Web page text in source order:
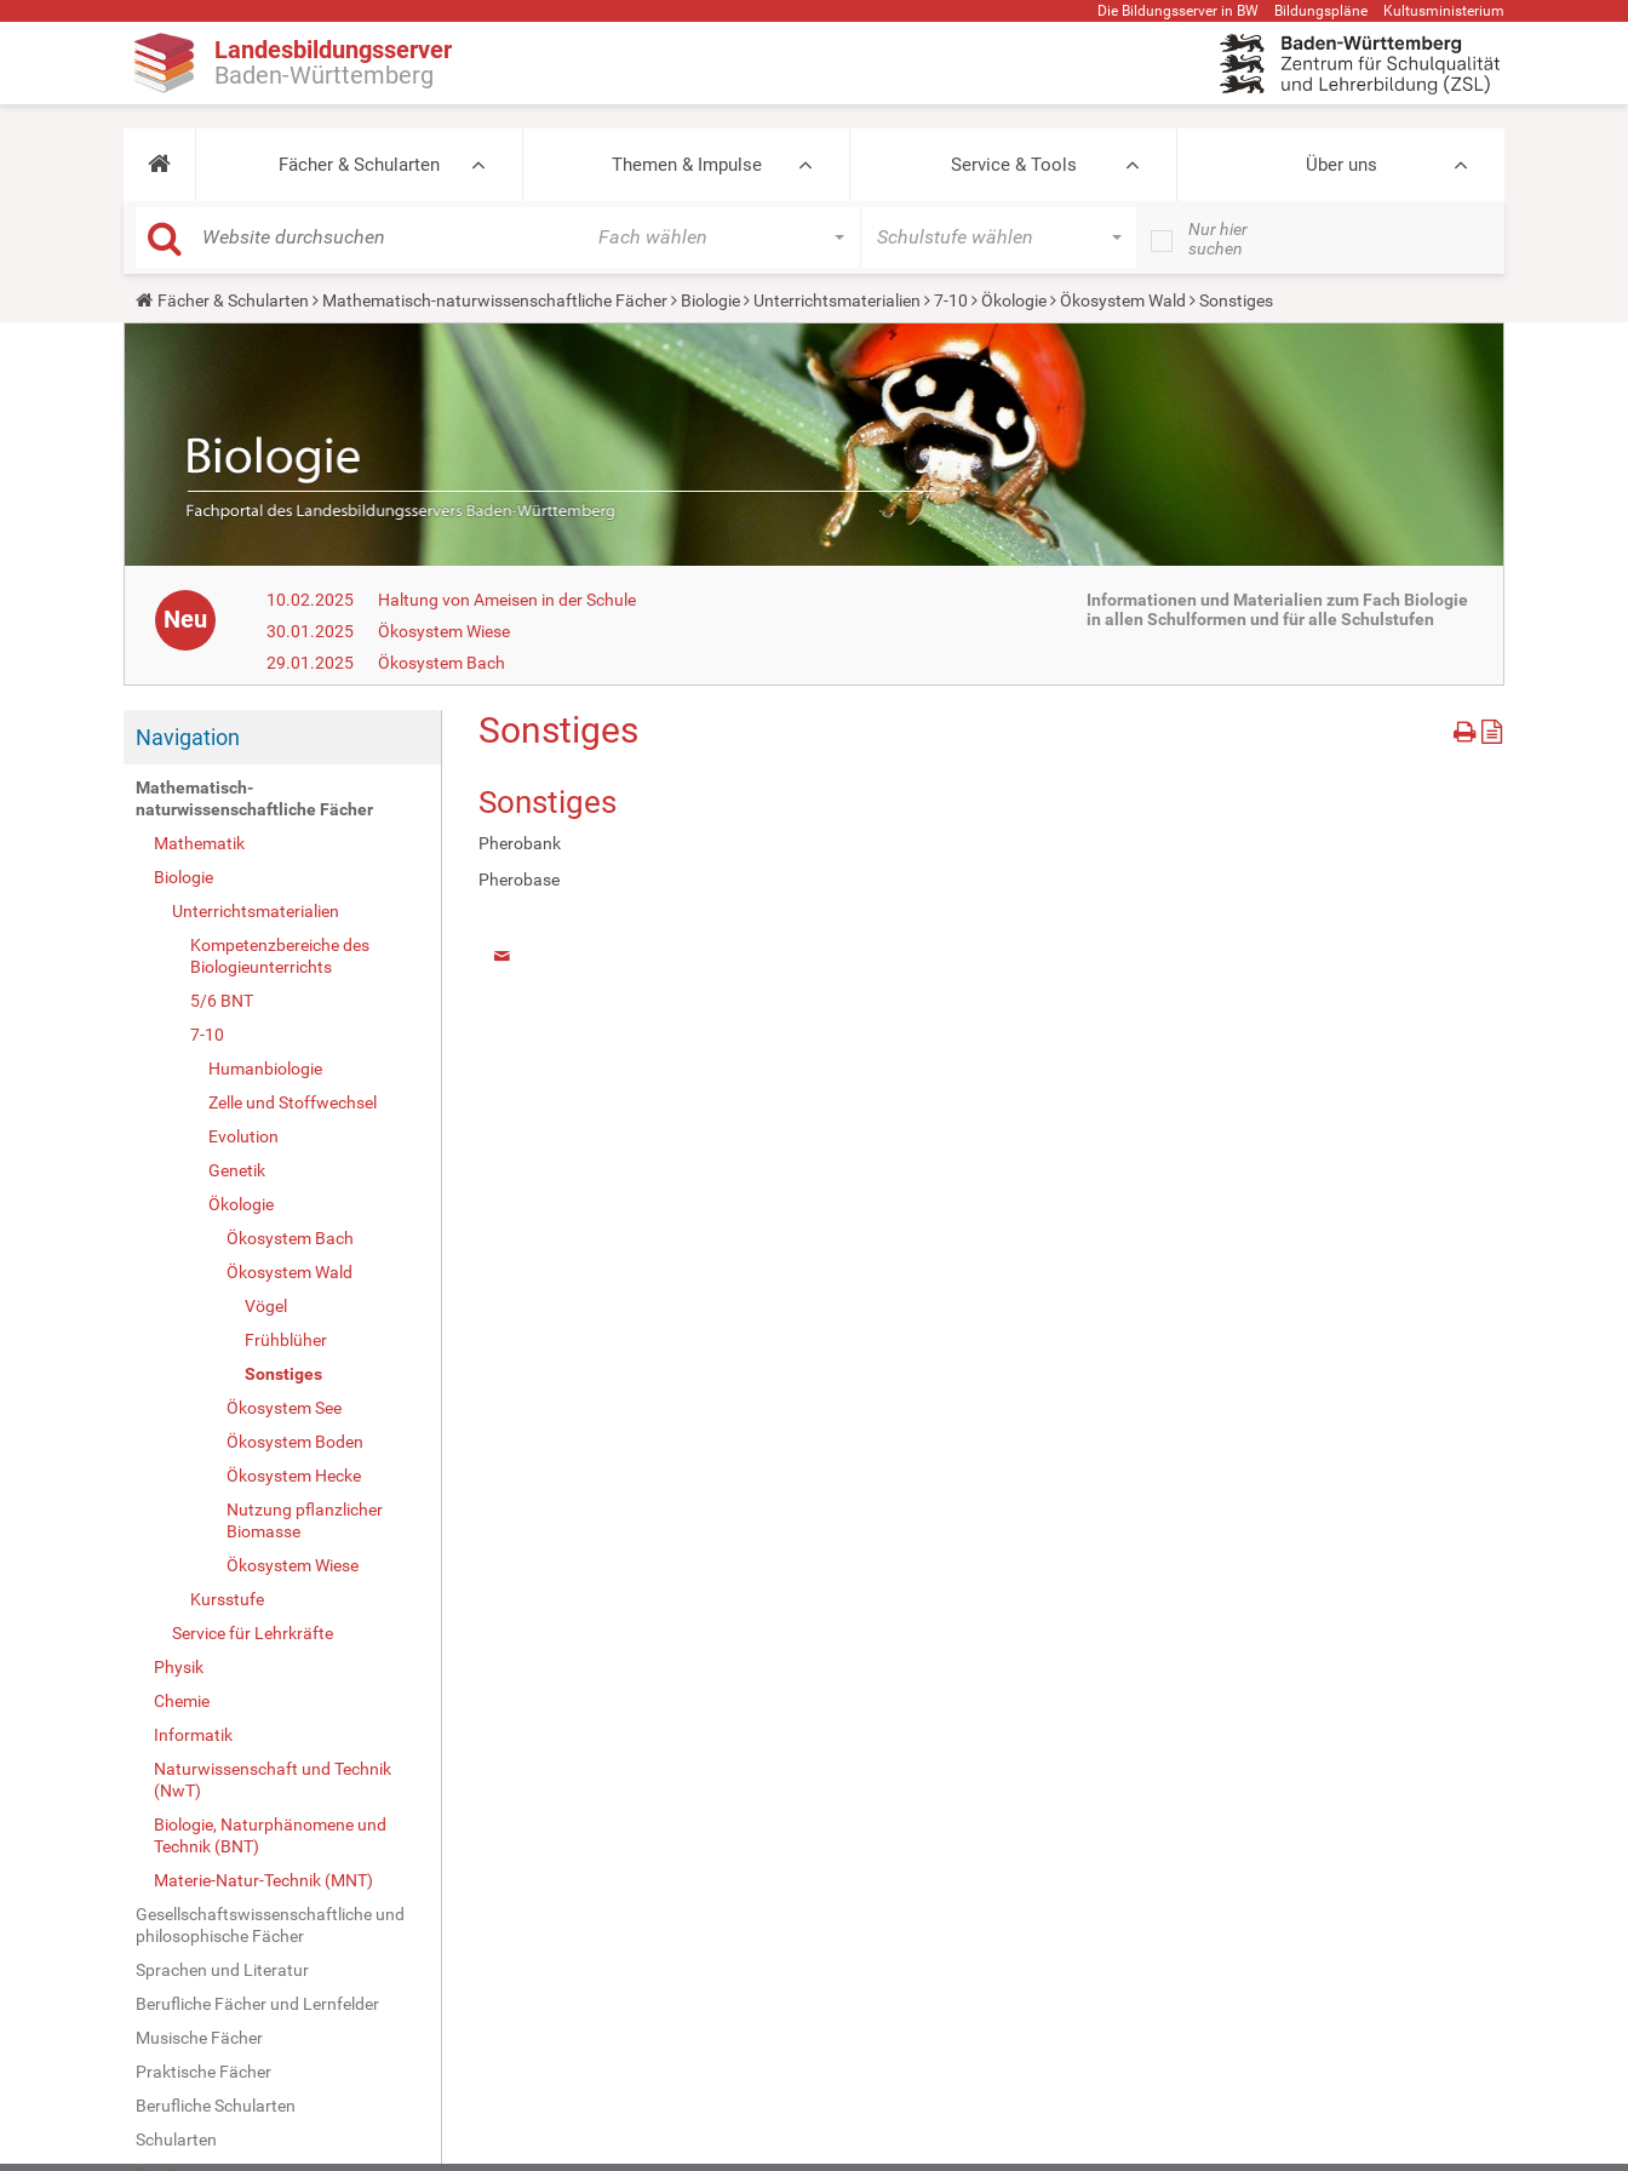
Die Bildungsserver in BW Bildungspläne Kultusministerium
Landesbildungsserver
Baden-Württemberg
Fächer & Schularten Themen & Impulse Service & Tools Über uns
Fach wählen Schulstufe wählen
Nur hier
suchen
Y
o
Fächer & Schularten Mathematisch-naturwissenschaftliche Fächer Biologie Unterrichtsmaterialien 7-10 Ökologie Ökosystem Wald Sonstiges
Neu
10.02.2025
Haltung von Ameisen in der Schule
30.01.2025
Ökosystem Wiese
29.01.2025
Ökosystem Bach
Informationen und Materialien zum Fach Biologie
in allen Schulformen und für alle Schulstufen
Navigation
Mathematisch-
naturwissenschaftliche Fächer
Mathematik
Biologie
Unterrichtsmaterialien
Kompetenzbereiche des
Biologieunterrichts
5/6 BNT
7-10
Humanbiologie
Zelle und Stoffwechsel
Evolution
Genetik
Ökologie
Ökosystem Bach
Ökosystem Wald
Vögel
Frühblüher
Sonstiges
Ökosystem See
Ökosystem Boden
Ökosystem Hecke
Nutzung pflanzlicher
Biomasse
Ökosystem Wiese
Kursstufe
Service für Lehrkräfte
Physik
Chemie
Informatik
Naturwissenschaft und Technik
(NwT)
Biologie, Naturphänomene und
Technik (BNT)
Materie-Natur-Technik (MNT)
Gesellschaftswissenschaftliche und
philosophische Fächer
Sprachen und Literatur
Berufliche Fächer und Lernfelder
Musische Fächer
Praktische Fächer
Berufliche Schularten
Schularten
Sonstiges
Sonstiges
Pherobank
Pherobase